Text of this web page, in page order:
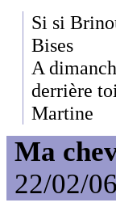
Si si
Bises
A
derrière
Martine
Ma
22/02/